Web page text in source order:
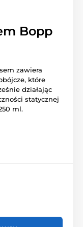
Bopp
zawiera
które
działając
statycznej
ml.